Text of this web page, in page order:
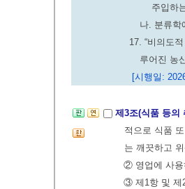
주입하
나. 분류학
17. “비의도
루어진 농
[시행일:
제3조(식품 등의
적으로 식품
는 깨끗하고
② 영업에 사용
③ 제1항 및 제